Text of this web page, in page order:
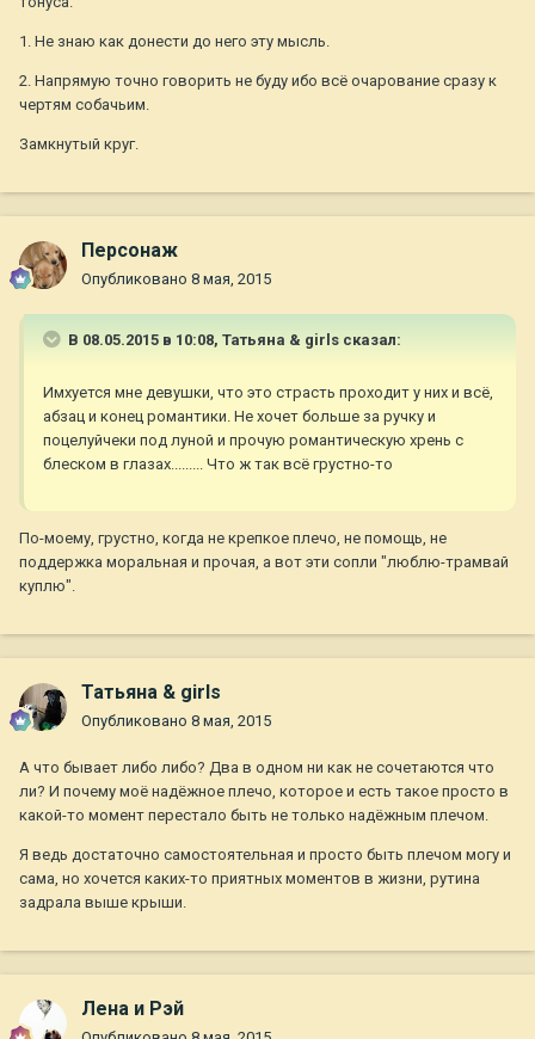
1. Не знаю как донести до него эту мысль.
2. Напрямую точно говорить не буду ибо всё очарование сразу к
чертям собачьим.
Замкнутый круг.
Персонаж
Опубликовано 8 мая, 2015
В 08.05.2015 в 10:08, Татьяна & girls сказал:
Имхуется мне девушки, что это страсть проходит у них и всё,
абзац и конец романтики. Не хочет больше за ручку и
поцелуйчеки под луной и прочую романтическую хрень с
блеском в глазах......... Что ж так всё грустно-то
По-моему, грустно, когда не крепкое плечо, не помощь, не
поддержка моральная и прочая, а вот эти сопли "люблю-трамвай
куплю".
Татьяна & girls
Опубликовано 8 мая, 2015
А что бывает либо либо? Два в одном ни как не сочетаются что
ли? И почему моё надёжное плечо, которое и есть такое просто в
какой-то момент перестало быть не только надёжным плечом.
Я ведь достаточно самостоятельная и просто быть плечом могу и
сама, но хочется каких-то приятных моментов в жизни, рутина
задрала выше крыши.
Лена и Рэй